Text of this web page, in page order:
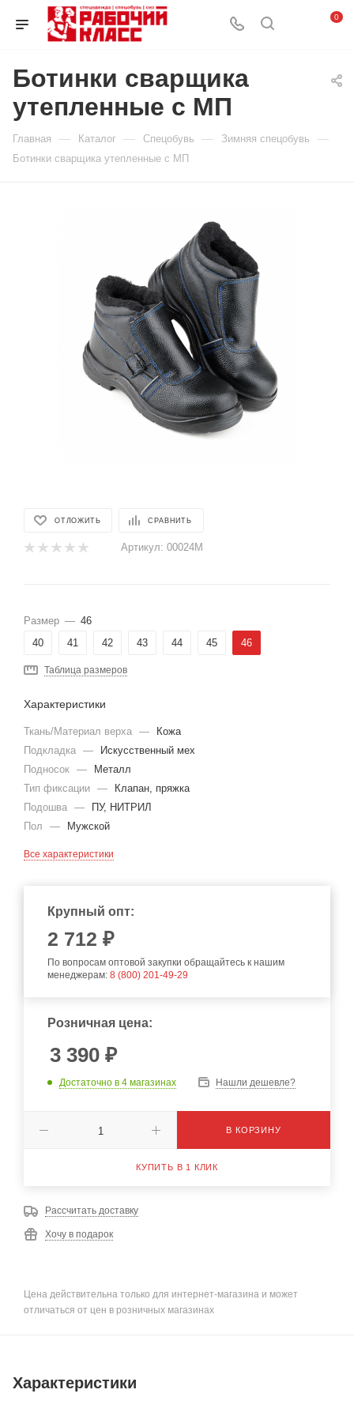
0
Ботинки сварщика
утепленные с МП
Главная — Каталог — Спецобувь — Зимняя спецобувь —
Ботинки сварщика утепленные с МП
ОТЛОЖИТЬ СРАВНИТЬ
Артикул: 00024М
Размер — 46
40
41 42 43 44 45 46
Таблица размеров
Характеристики
Ткань/Материал верха —
Кожа
Подкладка —
Искусственный мех
Подносок —
Металл
Тип фиксации —
Клапан, пряжка
Подошва —
ПУ, НИТРИЛ
Пол
— Мужской
Все характеристики
Крупный опт:
2 712 ₽
По вопросам оптовой закупки обращайтесь к нашим
менеджерам: 8 (800) 201-49-29
Розничная цена:
3 390 ₽
Достаточно в 4 магазинах Нашли дешевле?
В КОРЗИНУ
КУПИТЬ В 1 КЛИК
Рассчитать доставку
Хочу в подарок
Цена действительна только для интернет-магазина и может
отличаться от цен в розничных магазинах
Характеристики